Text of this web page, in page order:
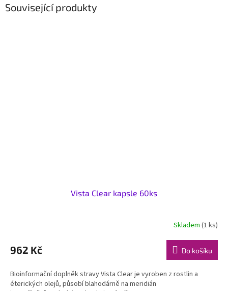
Související produkty
Vista Clear kapsle 60ks
Skladem (1 ks)
962 Kč Do košíku
Bioinformační doplněk stravy Vista Clear je vyroben z rostlin a
éterických olejů, působí blahodárně na meridián